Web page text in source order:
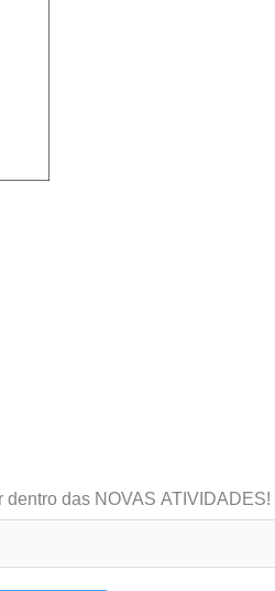
dentro das NOVAS ATIVIDADES!